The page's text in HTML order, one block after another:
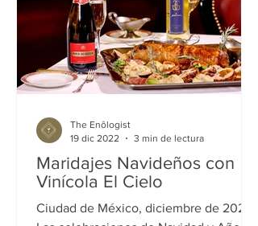
Maridajes Navideños con
Vinícola El Cielo
19 dic 2022
3 min de lectura